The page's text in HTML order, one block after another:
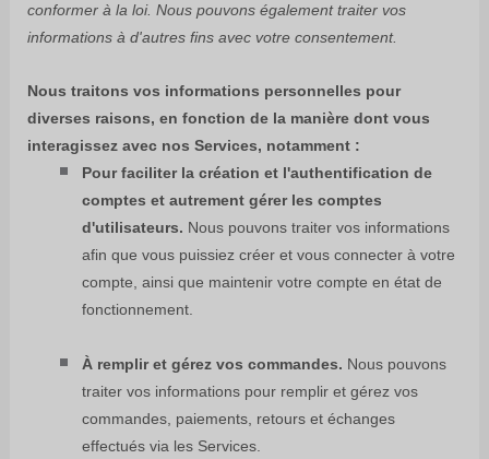
conformer à la loi. Nous pouvons également traiter vos
informations à d'autres fins avec votre consentement.
Nous traitons vos informations personnelles pour
diverses raisons, en fonction de la manière dont vous
interagissez avec nos Services, notamment :
Pour faciliter la création et l'authentification de
comptes et autrement gérer les comptes
d'utilisateurs. Nous pouvons traiter vos informations
afin que vous puissiez créer et vous connecter à votre
compte, ainsi que maintenir votre compte en état de
fonctionnement.
À rempliret gérez vos commandes. Nous pouvons
traiter vos informations pour rempliret gérez vos
commandes, paiements, retours et échanges
effectués via les Services.